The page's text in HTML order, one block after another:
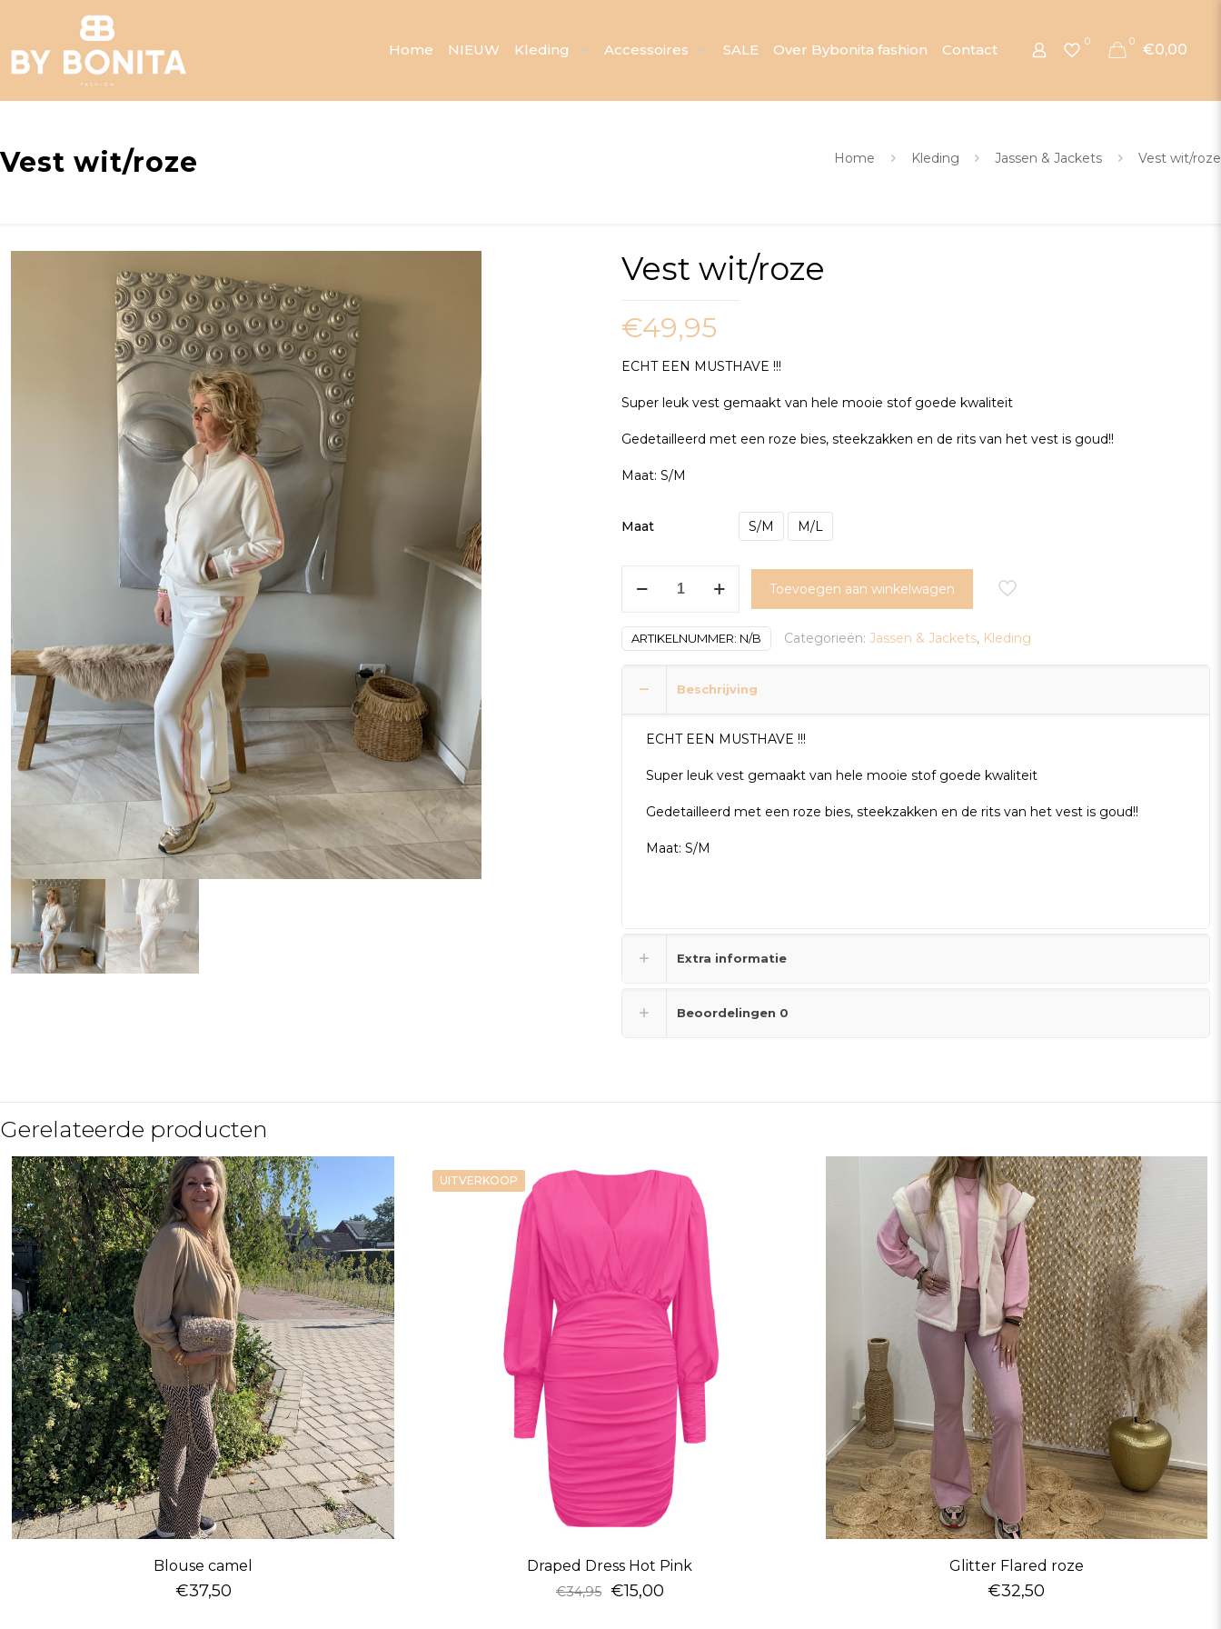
Home NIEUW Kleding Accessoires SALE Over Bybonita fashion Contact 0 0 €0,00
Vest wit/roze Home Kleding Jassen & Jackets Vest wit/roze
Vest wit/roze
€49,95
ECHT EEN MUSTHAVE !!!
Super leuk vest gemaakt van hele mooie stof goede kwaliteit
Gedetailleerd met een roze bies, steekzakken en de rits van het vest is goud!!
Maat: S/M
Maat S/M M/L
Toevoegen aan winkelwagen
ARTIKELNUMMER: N/B Categorieën: Jassen & Jackets, Kleding
Beschrijving
ECHT EEN MUSTHAVE !!!
Super leuk vest gemaakt van hele mooie stof goede kwaliteit
Gedetailleerd met een roze bies, steekzakken en de rits van het vest is goud!!
Maat: S/M
Extra informatie
Beoordelingen 0
Gerelateerde producten
Blouse camel
€37,50
UITVERKOOP
Draped Dress Hot Pink
€34,95 €15,00
Glitter Flared roze
€32,50